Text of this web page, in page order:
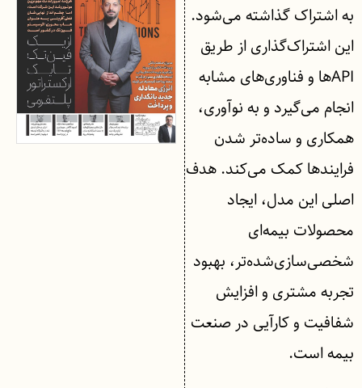
به اشتراک گذاشته می‌شود.
این اشتراک‌گذاری از طریق
APIها و فناوری‌های مشابه
انجام می‌گیرد و به نوآوری،
همکاری و ساده‌تر شدن
فرایندها کمک می‌کند. هدف
اصلی این مدل، ایجاد
محصولات بیمه‌ای
شخصی‌سازی‌شده‌تر، بهبود
تجربه مشتری و افزایش
شفافیت و کارآیی در صنعت
بیمه است.